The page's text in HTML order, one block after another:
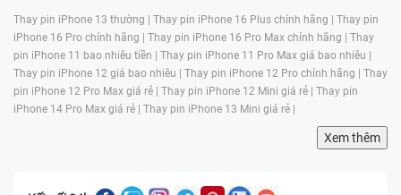
Thay pin iPhone 13 thường | Thay pin iPhone 16 Plus chính hãng | Thay pin
iPhone 16 Pro chính hãng | Thay pin iPhone 16 Pro Max chính hãng | Thay
pin iPhone 11 bao nhiêu tiền | Thay pin iPhone 11 Pro Max giá bao nhiêu |
Thay pin iPhone 12 giá bao nhiêu | Thay pin iPhone 12 Pro chính hãng | Thay
pin iPhone 12 Pro Max giá rẻ | Thay pin iPhone 12 Mini giá rẻ | Thay pin
iPhone 14 Pro Max giá rẻ | Thay pin iPhone 13 Mini giá rẻ |
Xem thêm